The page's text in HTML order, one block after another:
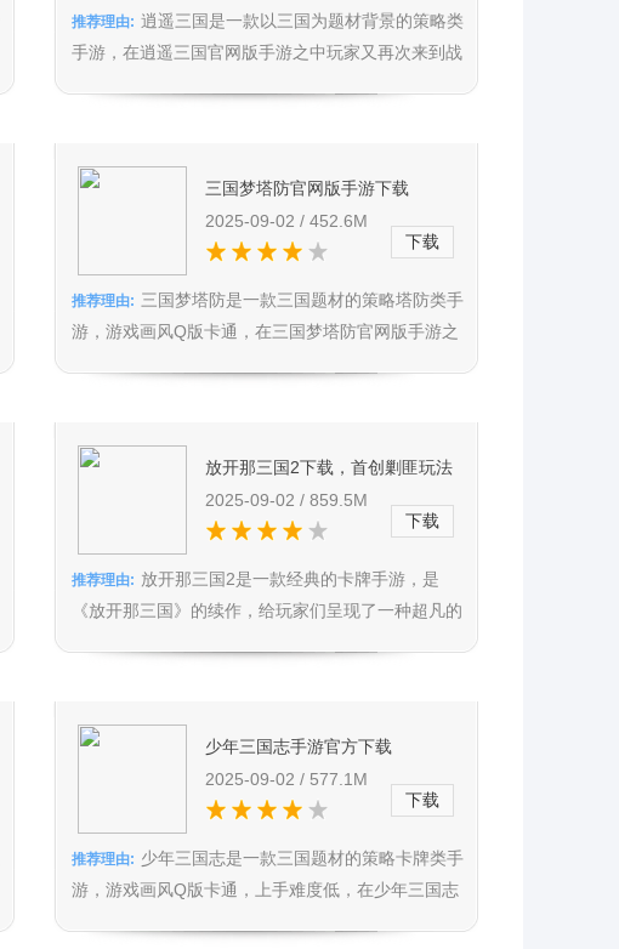
推荐理由: 逍遥三国是一款以三国为题材背景的策略类
手游，在逍遥三国官网版手游之中玩家又再次来到战
三国梦塔防官网版手游下载
v3.3.0， 全自由实时沙盘，真实还
原三国图景
2025-09-02 / 452.6M
下载
推荐理由: 三国梦塔防是一款三国题材的策略塔防类手
游，游戏画风Q版卡通，在三国梦塔防官网版手游之
放开那三国2下载，首创剿匪玩法
指尖暴走，拳拳到肉连击不停
2025-09-02 / 859.5M
下载
推荐理由: 放开那三国2是一款经典的卡牌手游，是
《放开那三国》的续作，给玩家们呈现了一种超凡的
少年三国志手游官方下载
v5.5.20，上手难度低，招募名将搭
卡组致胜
2025-09-02 / 577.1M
下载
推荐理由: 少年三国志是一款三国题材的策略卡牌类手
游，游戏画风Q版卡通，上手难度低，在少年三国志